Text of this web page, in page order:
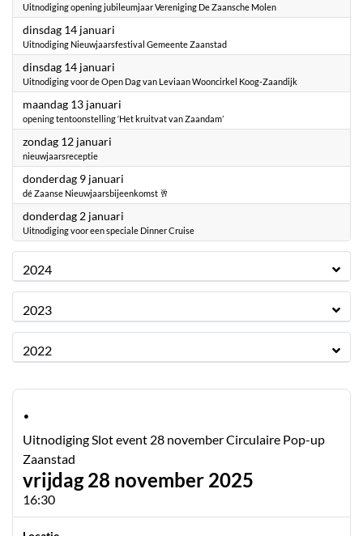
Uitnodiging opening jubileumjaar Vereniging De Zaansche Molen
dinsdag 14 januari
Uitnodiging Nieuwjaarsfestival Gemeente Zaanstad
dinsdag 14 januari
Uitnodiging voor de Open Dag van Leviaan Wooncirkel Koog-Zaandijk
maandag 13 januari
opening tentoonstelling ‘Het kruitvat van Zaandam’
zondag 12 januari
nieuwjaarsreceptie
donderdag 9 januari
dé Zaanse Nieuwjaarsbijeenkomst 🥂
donderdag 2 januari
Uitnodiging voor een speciale Dinner Cruise
2024
2023
2022
·
Uitnodiging Slot event 28 november Circulaire Pop-up
Zaanstad
vrijdag 28 november 2025
16:30